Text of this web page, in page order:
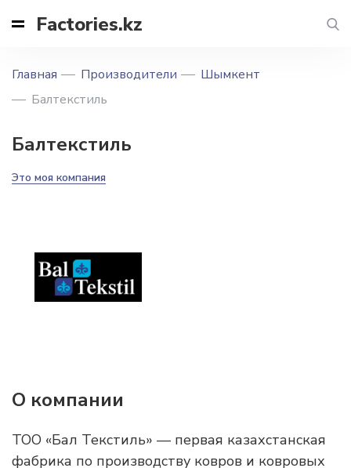
Factories.kz
Главная Производители
Шымкент
Балтекстиль
Балтекстиль
Это моя компания
О компании
ТОО «Бал Текстиль» — первая казахстанская
фабрика по производству ковров и ковровых